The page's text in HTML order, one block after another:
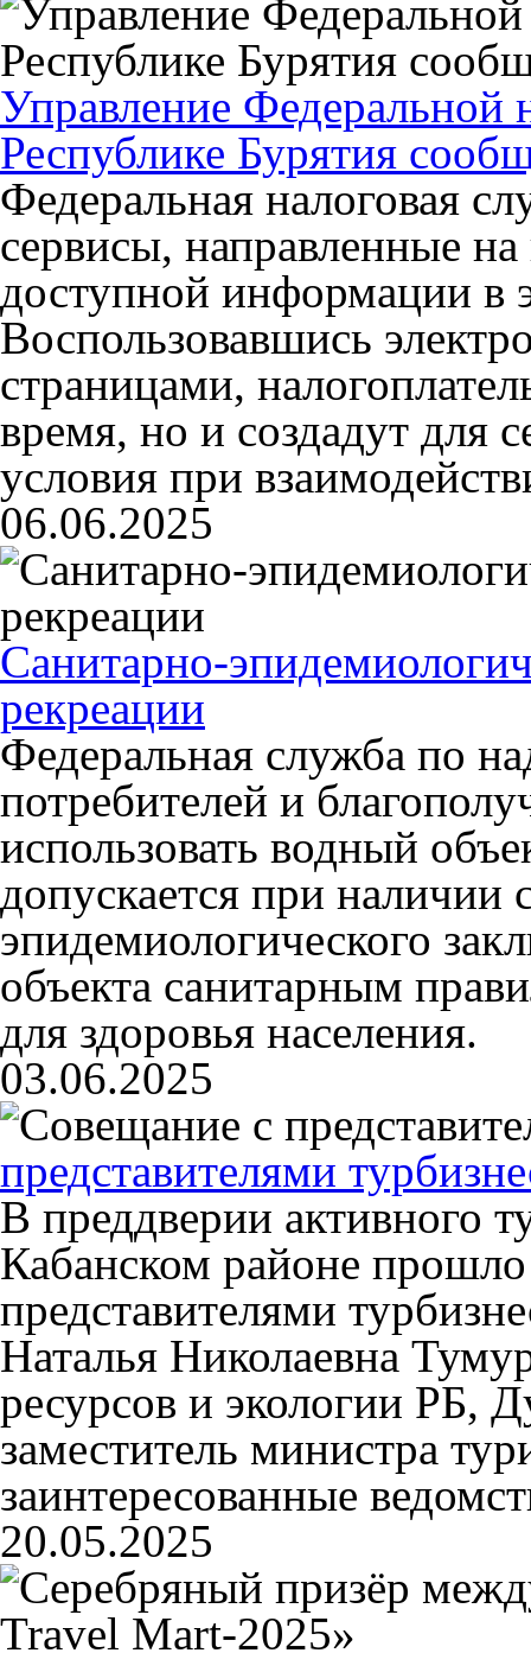
Управление Федеральной
Республике Бурятия
Федеральная налоговая
сервисы, направленные
доступной информации в
Воспользовавшись
страницами,
время, но и создадут для
условия при
06.06.2025
Санитарно-
рекреации
Федеральная служба по
потребителей и
использовать водный
допускается при наличии
эпидемиологического
объекта санитарным
для здоровья населения.
03.06.2025
представителями
В преддверии активного
Кабанском районе
представителями
Наталья Николаевна
ресурсов и экологии РБ,
заместитель министра
заинтересованные
20.05.2025